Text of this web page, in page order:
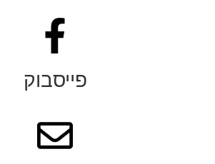
פייסבוק